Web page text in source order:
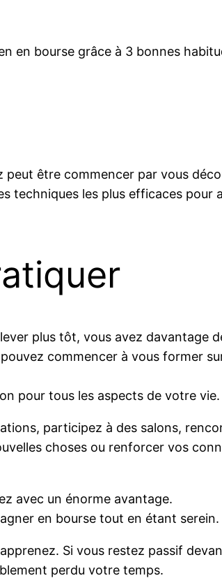
en bourse grâce à 3 bonnes
être commencer par vous
techniques les plus efficaces pour
plus tôt, vous avez davantage
commencer à vous former
pour tous les aspects de votre vie.
participez à des salons,
choses ou renforcer vos
avec un énorme avantage.
en bourse tout en étant serein.
Si vous restez passif
perdu votre temps.